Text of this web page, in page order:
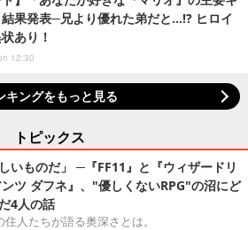
果発表─兄より優れた弟だと…!? ヒロイ
あり！
12:30
キングをもっと見る
トピックス
いものだ」 ─『FF11』と『ウィザードリ
ンツ ダフネ』、"優しくないRPG"の沼にど
4人の話
人たちが語る奥深さとは。